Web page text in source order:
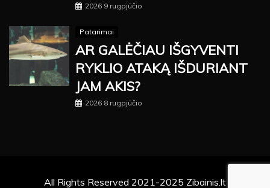
2026 9 rugpjūčio
Patarimai
AR GALĖČIAU IŠGYVENTI
RYKLIO ATAKĄ IŠDURIANT
JAM AKIS?
2026 8 rugpjūčio
All Rights Reserved 2021-2025 Zibainis.lt